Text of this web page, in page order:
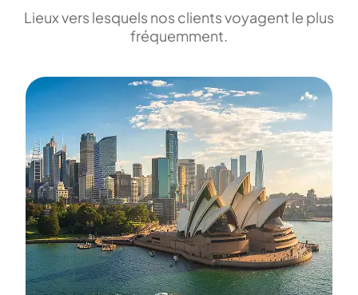
Lieux vers lesquels nos clients voyagent le plus
fréquemment.